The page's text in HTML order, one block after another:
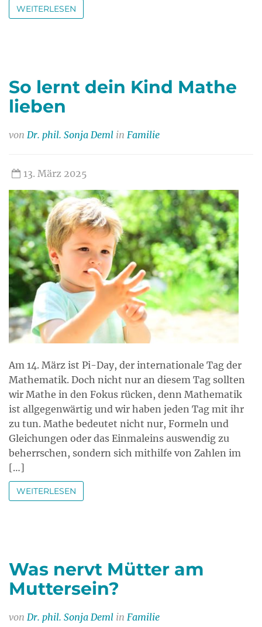
WEITERLESEN
So lernt dein Kind Mathe
lieben
von Dr. phil. Sonja Deml in Familie
13. März 2025
Am 14. März ist Pi-Day, der internationale Tag der
Mathematik. Doch nicht nur an diesem Tag sollten
wir Mathe in den Fokus rücken, denn Mathematik
ist allgegenwärtig und wir haben jeden Tag mit ihr
zu tun. Mathe bedeutet nicht nur, Formeln und
Gleichungen oder das Einmaleins auswendig zu
beherrschen, sondern sich mithilfe von Zahlen im
[…]
WEITERLESEN
Was nervt Mütter am
Muttersein?
von Dr. phil. Sonja Deml in Familie